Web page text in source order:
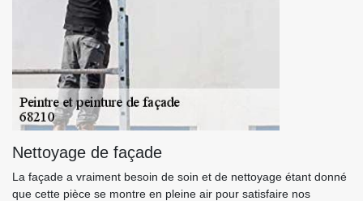
Nettoyage de façade
La façade a vraiment besoin de soin et de nettoyage étant donné
que cette pièce se montre en pleine air pour satisfaire nos